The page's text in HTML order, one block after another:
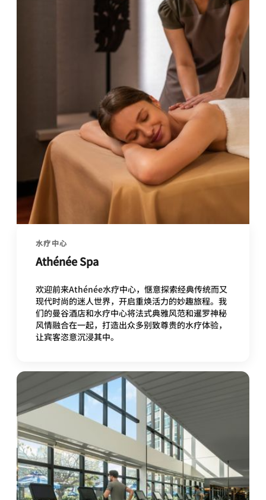
水疗中心
Athénée Spa
欢迎前来Athénée水疗中心，惬意探索经典传统而又
现代时尚的迷人世界，开启重焕活力的妙趣旅程。我
们的曼谷酒店和水疗中心将法式典雅风范和暹罗神秘
风情融合在一起，打造出众多别致尊贵的水疗体验，
让宾客恣意沉浸其中。